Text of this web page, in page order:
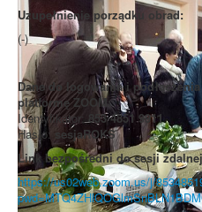
Uzupełnienie porządku obrad:
(-)
Dane do logowania i
platformę ZOOM:
Identyfikator:853 4851 9911
Hasło:
sesjaROKS
Link bezpośredni do sesji
https://us02web.zoom.us/j/